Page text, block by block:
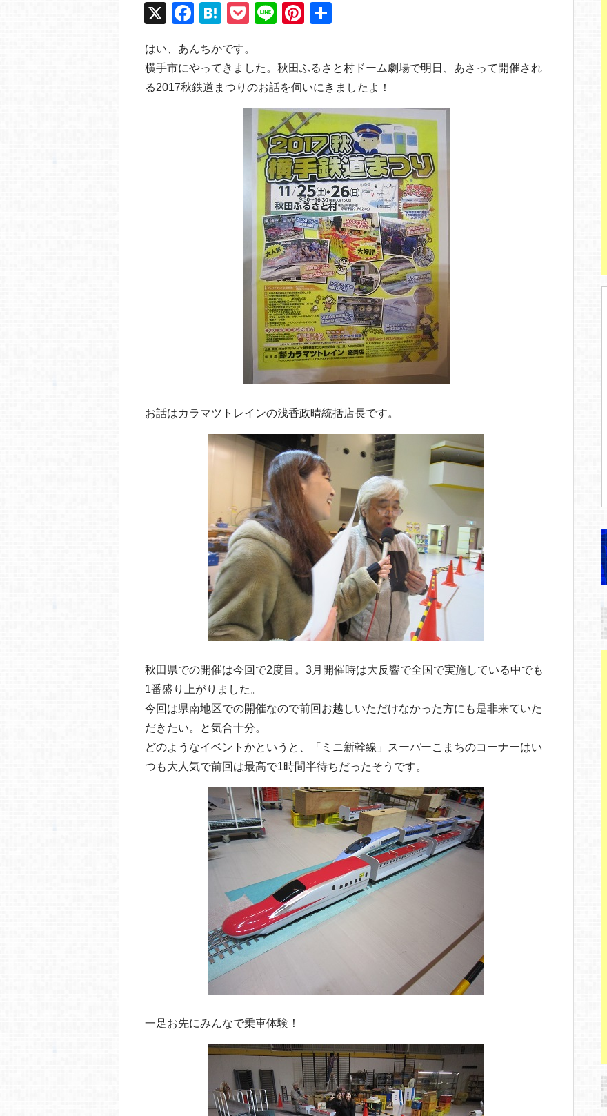
X
F
a
c
e
H
at
e
n
P
o
ck
et
Li
n
e
Pi
nt
er
e
st
有
はい、あんちかです。
横手市にやってきました。秋田ふるさと村ドーム劇場で明日、あさって開催され
る2017秋鉄道まつりのお話を伺いにきましたよ！
お話はカラマツトレインの浅香政晴統括店長です。
秋田県での開催は今回で2度目。3月開催時は大反響で全国で実施している中でも
1番盛り上がりました。
今回は県南地区での開催なので前回お越しいただけなかった方にも是非来ていた
だきたい。と気合十分。
どのようなイベントかというと、「ミニ新幹線」スーパーこまちのコーナーはい
つも大人気で前回は最高で1時間半待ちだったそうです。
一足お先にみんなで乗車体験！